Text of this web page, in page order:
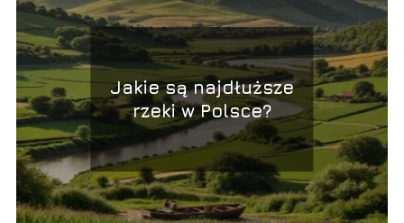
Jakie są najdłuższe
rzeki w Polsce?